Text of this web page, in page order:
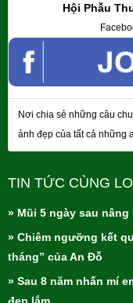
Hội Phẫu
Nơi chia sẻ những câu
ảnh đẹp của tất cả những
TIN TỨC CÙNG
» Mũi 5 ngày sau
» Chiêm ngưỡng kết
tháng” của An Đỗ
» Sau 8 năm nhấn mí
đẹp lắm